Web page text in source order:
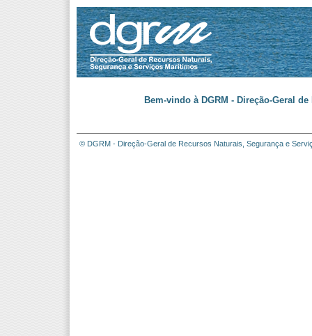
Bem-vindo à DGRM - Direção-Geral
© DGRM - Direção-Geral de Recursos Naturais, Segurança e